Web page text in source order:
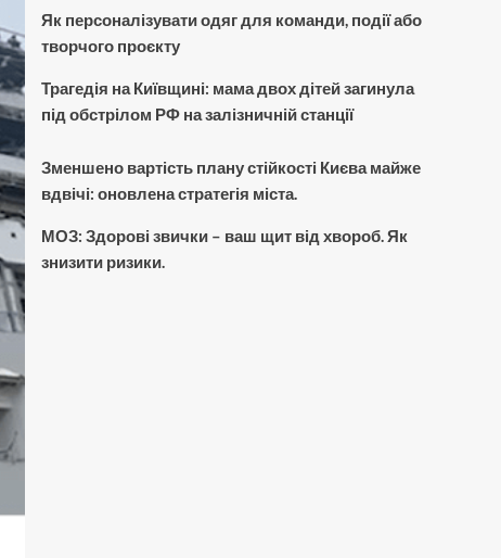
Як персоналізувати одяг для команди, події або
творчого проєкту
Трагедія на Київщині: мама двох дітей загинула
під обстрілом РФ на залізничній станції
Зменшено вартість плану стійкості Києва майже
вдвічі: оновлена стратегія міста.
МОЗ: Здорові звички – ваш щит від хвороб. Як
знизити ризики.